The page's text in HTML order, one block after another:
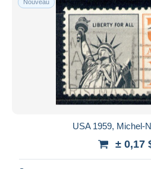
Nouveau
USA 1959, Michel-
± 0,17